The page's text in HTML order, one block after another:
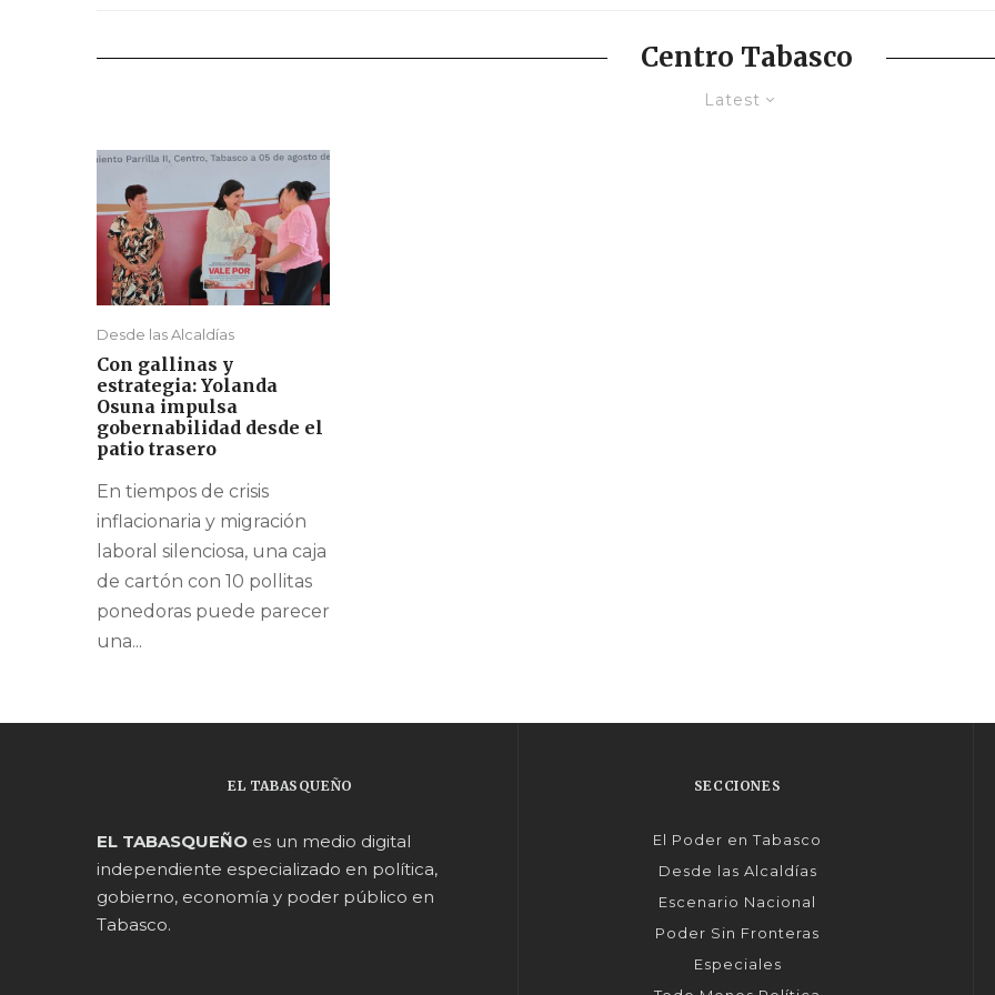
Centro Tabasco
Latest
Desde las Alcaldías
Con gallinas y
estrategia: Yolanda
Osuna impulsa
gobernabilidad desde el
patio trasero
En tiempos de crisis
inflacionaria y migración
laboral silenciosa, una caja
de cartón con 10 pollitas
ponedoras puede parecer
una...
EL TABASQUEÑO
EL TABASQUEÑO es un medio digital
independiente especializado en política,
gobierno, economía y poder público en
Tabasco.
SECCIONES
El Poder en Tabasco
Desde las Alcaldías
Escenario Nacional
Poder Sin Fronteras
Especiales